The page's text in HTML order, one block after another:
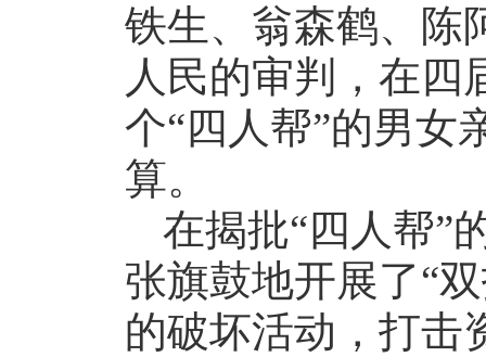
铁生、翁森鹤、陈
人民的审判，在四
个“四人帮”的男女
算。
在揭批“四人帮”
张旗鼓地开展了“
的破坏活动，打击